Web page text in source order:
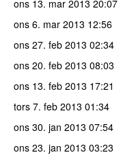
ons 13. mar 2013 20:07
ons 6. mar 2013 12:56
ons 27. feb 2013 02:34
ons 20. feb 2013 08:03
ons 13. feb 2013 17:21
tors 7. feb 2013 01:34
ons 30. jan 2013 07:54
ons 23. jan 2013 03:23